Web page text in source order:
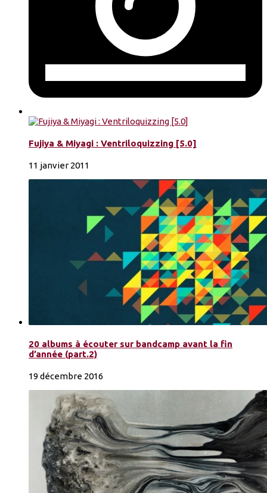
Fujiya & Miyagi : Ventriloquizzing [5.0]
11 janvier 2011
20 albums à écouter sur bandcamp avant la fin
d’année (part.2)
19 décembre 2016